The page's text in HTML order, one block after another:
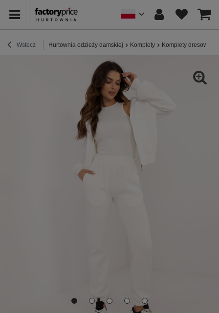
Wstecz Hurtownia odzieży damskiej Komplety Komplety dresowe